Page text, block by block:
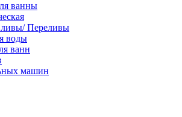
ванны
Переливы
воды
ванн
машин